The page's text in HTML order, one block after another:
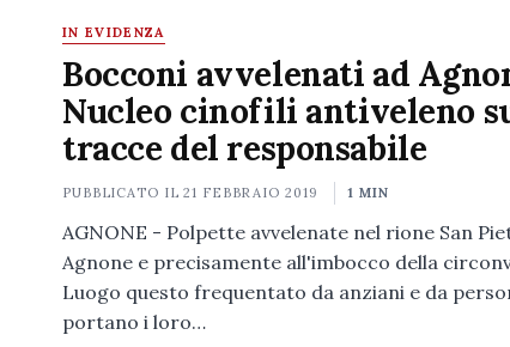
IN EVIDENZA
Bocconi avvelenati ad
Nucleo cinofili antiveleno
tracce del responsabile
PUBBLICATO IL21 FEBBRAIO 2019 1 MIN
AGNONE - Polpette avvelenate nel rione San
Agnone e precisamente all'imbocco della
Luogo questo frequentato da anziani e da
portano i loro…